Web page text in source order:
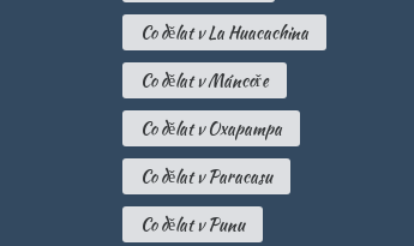
Co dělat v La Huacachina
Co dělat v Máncoře
Co dělat v Oxapampa
Co dělat v Paracasu
Co dělat v Punu